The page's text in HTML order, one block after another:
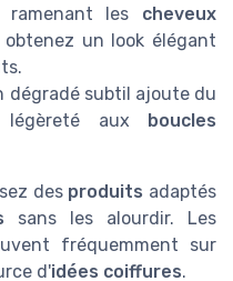
les cheveux
un look élégant
dégradé subtil ajoute du
aux boucles
des produits adaptés
sans les alourdir. Les
fréquemment sur
d'idées coiffures.